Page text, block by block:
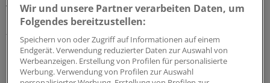
versorgt werden, konnte Schrömgens nicht sagen. "Aber
ich höre von den Kollegen viele Beschwerden wegen der
fehlenden Dolmetscher."(cben)
Wir und unsere Partner verarbeiten Daten, um
Folgendes bereitzustellen:
Speichern von oder Zugriff auf Informationen auf einem
Endgerät. Verwendung reduzierter Daten zur Auswahl von
Werbeanzeigen. Erstellung von Profilen für personalisierte
Werbung. Verwendung von Profilen zur Auswahl